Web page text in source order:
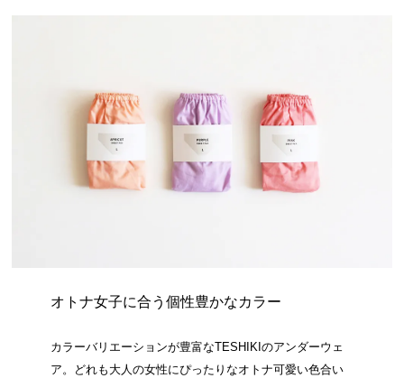
オトナ女子に合う個性豊かなカラー
カラーバリエーションが豊富なTESHIKIのアンダーウェ
ア。どれも大人の女性にぴったりなオトナ可愛い色合い